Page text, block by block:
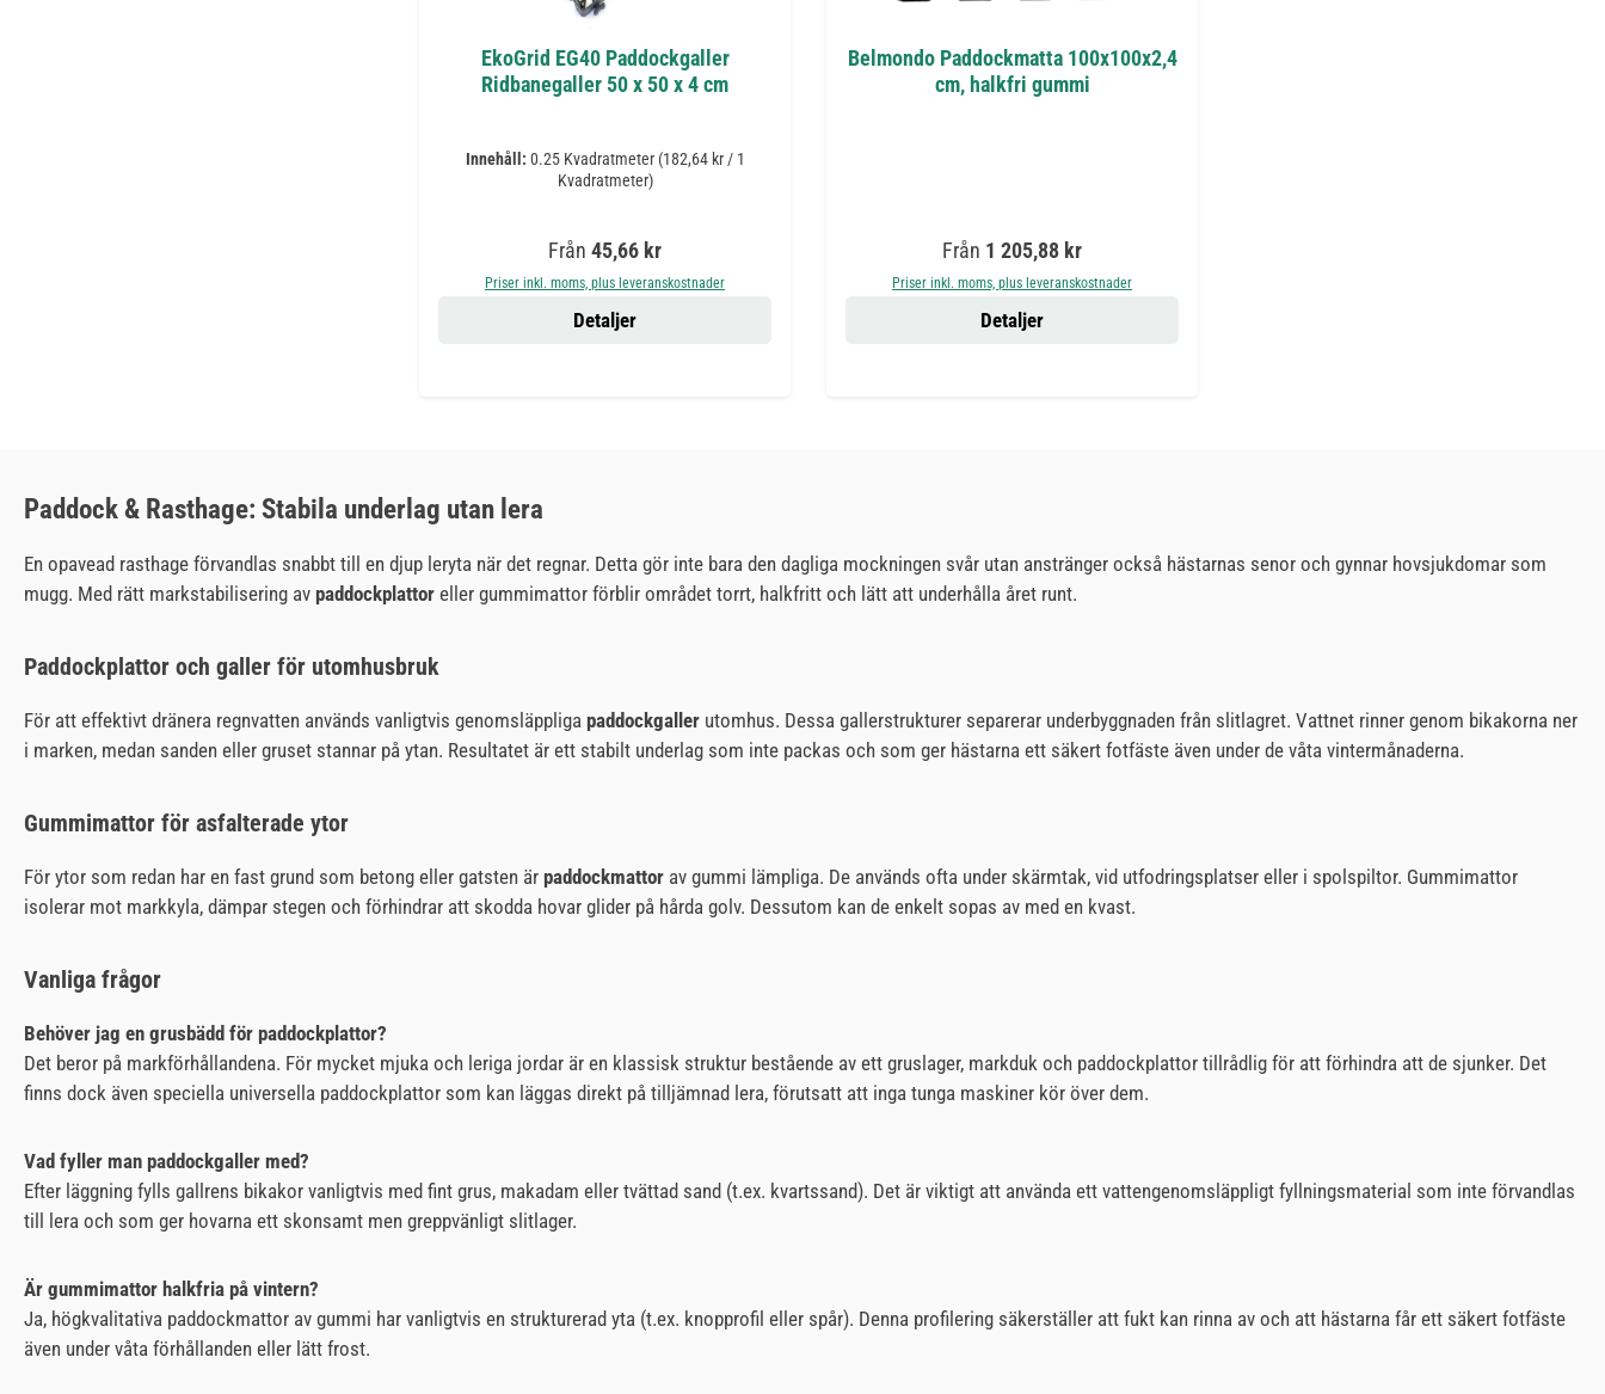
EkoGrid EG40 Paddockgaller
Ridbanegaller 50 x 50 x 4 cm
Innehåll: 0.25 Kvadratmeter (182,64 kr / 1
Kvadratmeter)
Ordinarie pris:
Från 45,66 kr
Priser inkl. moms, plus leveranskostnader
Detaljer
Belmondo Paddockmatta 100x100x2,4
cm, halkfri gummi
Ordinarie pris:
Från 1 205,88 kr
Priser inkl. moms, plus leveranskostnader
Detaljer
Paddock & Rasthage: Stabila underlag utan lera
En opavead rasthage förvandlas snabbt till en djup leryta när det regnar. Detta gör inte bara den dagliga mockningen svår utan anstränger också hästarnas senor och gynnar hovsjukdomar som
mugg. Med rätt markstabilisering av paddockplattor eller gummimattor förblir området torrt, halkfritt och lätt att underhålla året runt.
Paddockplattor och galler för utomhusbruk
För att effektivt dränera regnvatten används vanligtvis genomsläppliga paddockgaller utomhus. Dessa gallerstrukturer separerar underbyggnaden från slitlagret. Vattnet rinner genom bikakorna ner
i marken, medan sanden eller gruset stannar på ytan. Resultatet är ett stabilt underlag som inte packas och som ger hästarna ett säkert fotfäste även under de våta vintermånaderna.
Gummimattor för asfalterade ytor
För ytor som redan har en fast grund som betong eller gatsten är paddockmattor av gummi lämpliga. De används ofta under skärmtak, vid utfodringsplatser eller i spolspiltor. Gummimattor
isolerar mot markkyla, dämpar stegen och förhindrar att skodda hovar glider på hårda golv. Dessutom kan de enkelt sopas av med en kvast.
Vanliga frågor
Behöver jag en grusbädd för paddockplattor?
Det beror på markförhållandena. För mycket mjuka och leriga jordar är en klassisk struktur bestående av ett gruslager, markduk och paddockplattor tillrådlig för att förhindra att de sjunker. Det
finns dock även speciella universella paddockplattor som kan läggas direkt på tilljämnad lera, förutsatt att inga tunga maskiner kör över dem.
Vad fyller man paddockgaller med?
Efter läggning fylls gallrens bikakor vanligtvis med fint grus, makadam eller tvättad sand (t.ex. kvartssand). Det är viktigt att använda ett vattengenomsläppligt fyllningsmaterial som inte förvandlas
till lera och som ger hovarna ett skonsamt men greppvänligt slitlager.
Är gummimattor halkfria på vintern?
Ja, högkvalitativa paddockmattor av gummi har vanligtvis en strukturerad yta (t.ex. knopprofil eller spår). Denna profilering säkerställer att fukt kan rinna av och att hästarna får ett säkert fotfäste
även under våta förhållanden eller lätt frost.